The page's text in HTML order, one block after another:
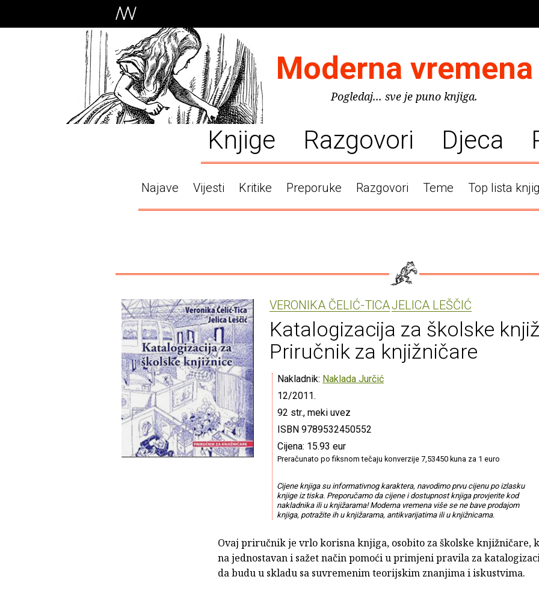
Moderna vremena
Pogledaj... sve je puno knjiga.
Knjige Razgovori Djeca
Najave Vijesti Kritike Preporuke Razgovori Teme Top lista
VERONIKA ČELIĆ-TICAJELICA LEŠČIĆ
Katalogizacija za školske
Priručnik za knjižničare
Nakladnik: Naklada Jurčić
12/2011.
92 str., meki uvez
ISBN 9789532450552
Cijena: 15.93 eur
Preračunato po fiksnom tečaju konverzije 7,53450 kuna za 1 euro
Cijene knjiga su informativnog karaktera, navodimo prvu cijenu po izlasku
knjige iz tiska. Preporučamo da cijene i dostupnost knjiga provjerite kod
nakladnika ili u knjižarama! Moderna vremena više se ne bave prodajom
knjiga, potražite ih u knjižarama, antikvarijatima ili u knjižnicama.
Ovaj priručnik je vrlo korisna knjiga, osobito za školske knjižničare,
na jednostavan i sažet način pomoći u primjeni pravila za
da budu u skladu sa suvremenim teorijskim znanjima i iskustvima.